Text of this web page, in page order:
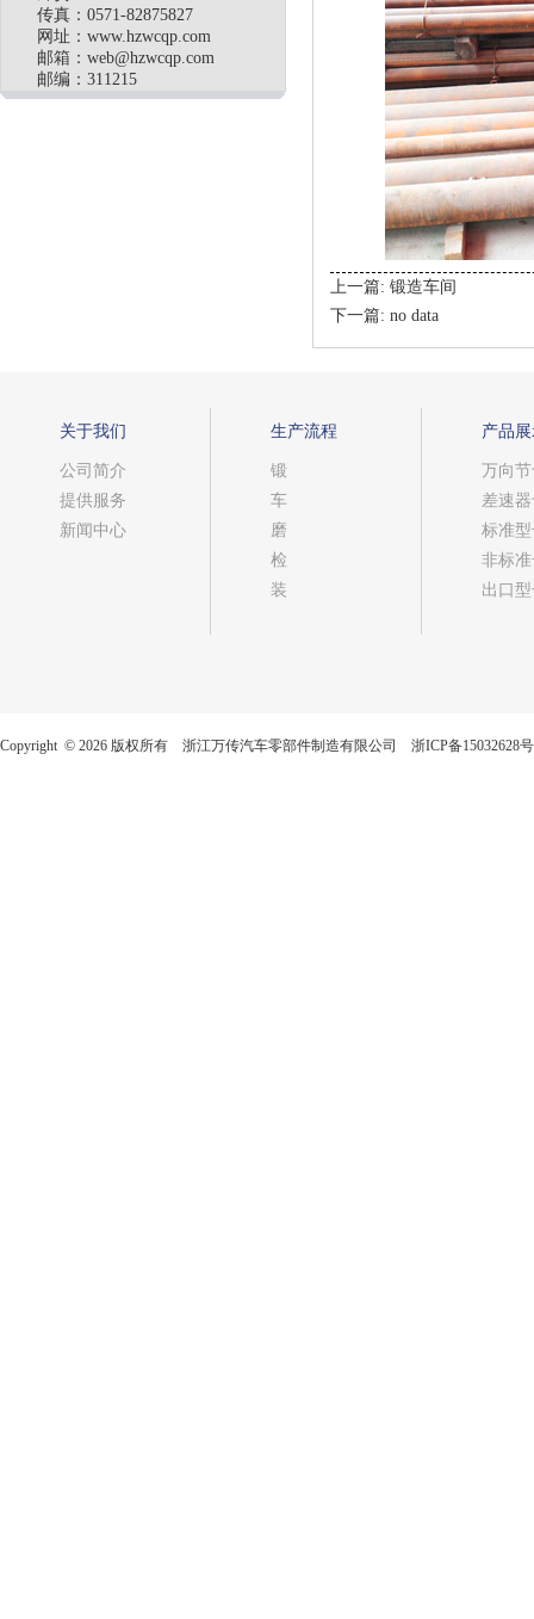
传真：0571-82875827
网址：www.hzwcqp.com
邮箱： web@hzwcqp.com
邮编：311215
上一篇: 锻造车间
下一篇: no data
关于我们
公司简介
提供服务
新闻中心
生产流程
锻
车
磨
检
装
产品
万向
差速
标准
非标
出口
Copyright © 2026 版权所有 浙江万传汽车零部件制造有限公司 浙ICP备15032628